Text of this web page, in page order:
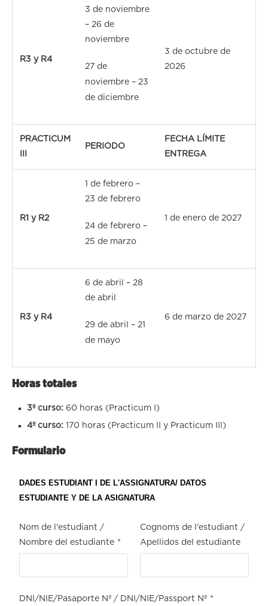
R3 y R4
3 de noviembre
– 26 de
noviembre
27 de
noviembre – 23
de diciembre
3 de octubre de
2026
PRACTICUM
PERIODO
FECHA LÍMITE
ENTREGA
R1 y R2
1 de febrero –
23 de febrero
24 de febrero –
25 de marzo
1 de enero de 2027
R3 y R4
6 de abril – 28
de abril
29 de abril – 21
de mayo
6 de marzo de 2027
Horas totales
3º curso: 60 horas (Practicum I)
4º curso: 170 horas (Practicum II y Practicum III)
Formulario
DADES ESTUDIANT I DE L'ASSIGNATURA/ DATOS
ESTUDIANTE Y DE LA ASIGNATURA
Nom de l'estudiant /
Nombre del estudiante *
Cognoms de l'estudiant /
Apellidos del estudiante
DNI/NIE/Pasaporte Nº / DNI/NIE/Passport Nº *